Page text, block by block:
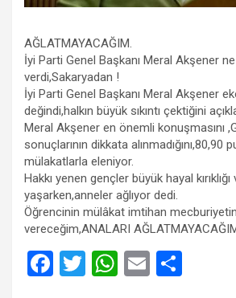
AĞLATMAYACAĞIM.
İyi Parti Genel Başkanı Meral Akşener
verdi,Sakaryadan !
İyi Parti Genel Başkanı Meral Akşener
değindi,halkın büyük sıkıntı çektiğini
Meral Akşener en önemli konuşmasını
sonuçlarının dikkata alınmadığını,80,90
mülakatlarla eleniyor.
Hakkı yenen gençler büyük hayal
yaşarken,anneler ağlıyor dedi.
Öğrencinin mülâkat imtihan
vereceğim,ANALARI
F
T
W E